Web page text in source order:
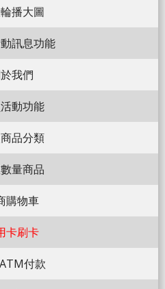
播大圖
訊息功能
我們
動功能
品分類
量商品
購物車
卡刷卡
付款